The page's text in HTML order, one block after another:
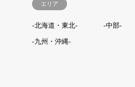
エリア
-北海道・東北- -中部-
-九州・沖縄-